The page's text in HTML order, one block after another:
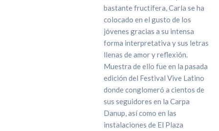
bastante fructífera, Carla se ha
colocado en el gusto de los
jóvenes gracias a su intensa
forma interpretativa y sus letras
llenas de amor y reflexión.
Muestra de ello fue en la pasada
edición del Festival Vive Latino
donde conglomeró a cientos de
sus seguidores en la Carpa
Danup, así como en las
instalaciones de El Plaza